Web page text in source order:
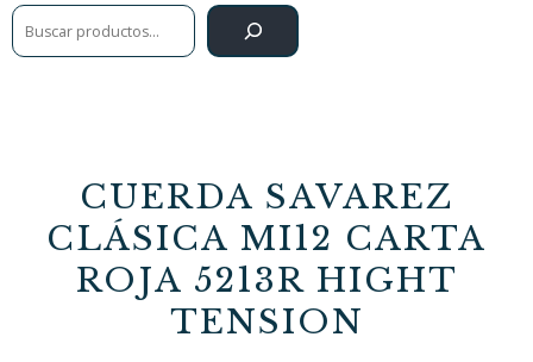
Buscar
CUERDA SAVAREZ
CLÁSICA MI12 CARTA
ROJA 5213R HIGHT
TENSION